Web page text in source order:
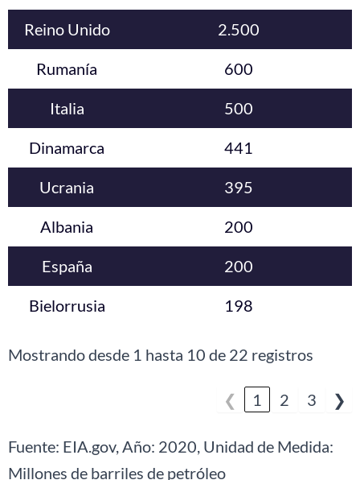
Reino Unido 2.500
Rumanía 600
Italia 500
Dinamarca 441
Ucrania 395
Albania 200
España 200
Bielorrusia 198
Mostrando desde 1 hasta 10 de 22 registros
❮ 1 2 3 ❯
Fuente: EIA.gov, Año: 2020, Unidad de Medida:
Millones de barriles de petróleo